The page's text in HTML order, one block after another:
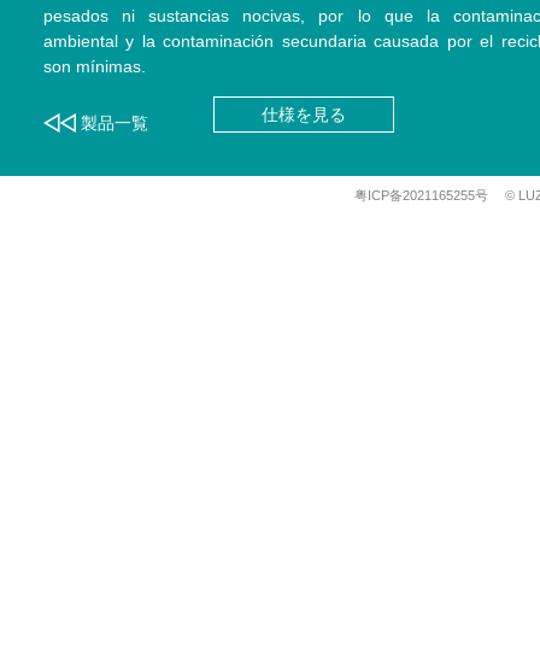
pesados ni sustancias nocivas, por lo que la
ambiental y la contaminación secundaria causada por el
son mínimas.
仕様を見る
製品一覧
粤ICP备2021165255号 ©